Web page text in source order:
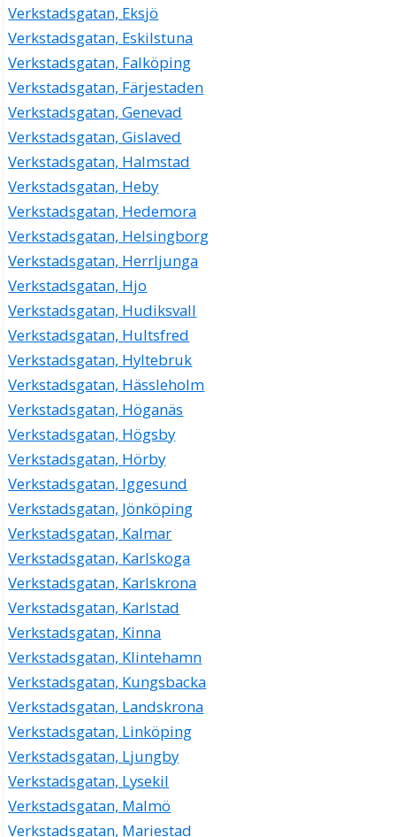
Verkstadsgatan, Eksjö
Verkstadsgatan, Eskilstuna
Verkstadsgatan, Falköping
Verkstadsgatan, Färjestaden
Verkstadsgatan, Genevad
Verkstadsgatan, Gislaved
Verkstadsgatan, Halmstad
Verkstadsgatan, Heby
Verkstadsgatan, Hedemora
Verkstadsgatan, Helsingborg
Verkstadsgatan, Herrljunga
Verkstadsgatan, Hjo
Verkstadsgatan, Hudiksvall
Verkstadsgatan, Hultsfred
Verkstadsgatan, Hyltebruk
Verkstadsgatan, Hässleholm
Verkstadsgatan, Höganäs
Verkstadsgatan, Högsby
Verkstadsgatan, Hörby
Verkstadsgatan, Iggesund
Verkstadsgatan, Jönköping
Verkstadsgatan, Kalmar
Verkstadsgatan, Karlskoga
Verkstadsgatan, Karlskrona
Verkstadsgatan, Karlstad
Verkstadsgatan, Kinna
Verkstadsgatan, Klintehamn
Verkstadsgatan, Kungsbacka
Verkstadsgatan, Landskrona
Verkstadsgatan, Linköping
Verkstadsgatan, Ljungby
Verkstadsgatan, Lysekil
Verkstadsgatan, Malmö
Verkstadsgatan, Mariestad